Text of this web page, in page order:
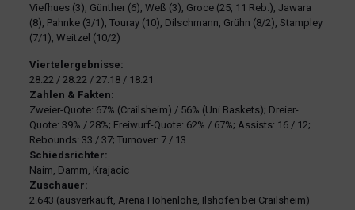
Viefhues (3), Günther (6), Weß (3), Groce (25, 11 Reb.), Jawara
(8), Pahnke (3/1), Touray (10), Dilschmann, Grühn (8/2), Stampley
(7/1), Weitzel (10/2)
Viertelergebnisse:
28:22 / 28:22 / 27:18 / 18:21
Zahlen & Fakten:
Zweier-Quote: 67% (Crailsheim) / 56% (Uni Baskets); Dreier-
Quote: 39% / 28%; Freiwurf-Quote: 62% / 67%; Assists: 16 / 12;
Rebounds: 33 / 37; Turnover: 7 / 13
Schiedsrichter:
Naim, Damm, Krajacic
Zuschauer:
2.643 (ausverkauft, Arena Hohenlohe, Ilshofen bei Crailsheim)